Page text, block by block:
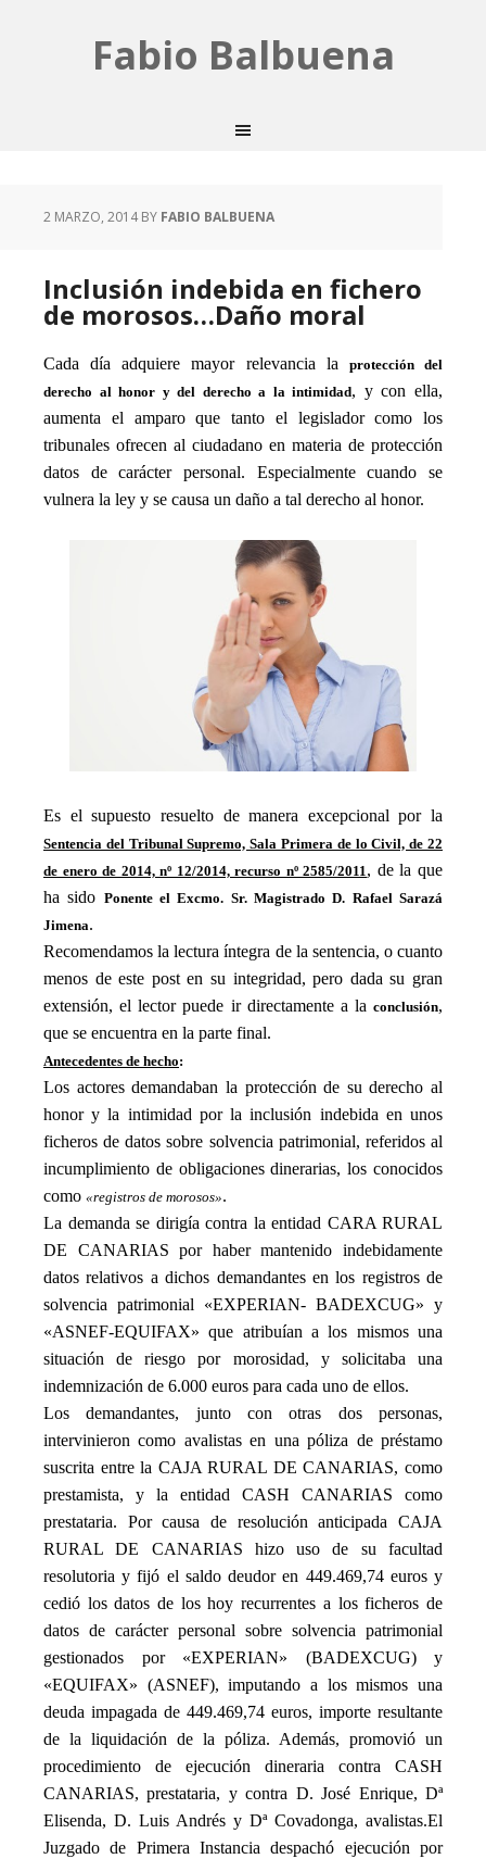
Fabio Balbuena
2 MARZO, 2014BY FABIO BALBUENA
Inclusión indebida en fichero
de morosos…Daño moral
Cada día adquiere mayor relevancia la protección del
derecho al honor y del derecho a la intimidad, y con ella,
aumenta el amparo que tanto el legislador como los
tribunales ofrecen al ciudadano en materia de protección
datos de carácter personal. Especialmente cuando se
vulnera la ley y se causa un daño a tal derecho al honor.
Es el supuesto resuelto de manera excepcional por la
Sentencia del Tribunal Supremo, Sala Primera de lo Civil, de 22
de enero de 2014, nº 12/2014, recurso nº 2585/2011, de la que
ha sido Ponente el Excmo. Sr. Magistrado D. Rafael Sarazá
Jimena.
Recomendamos la lectura íntegra de la sentencia, o cuanto
menos deeste posten su integridad, pero dada su gran
extensión, el lector puede ir directamente a la conclusión,
que se encuentra en la parte final.
Antecedentes de hecho:
Los actores demandaban la protección de su derecho al
honor y la intimidad por la inclusión indebida en unos
ficheros de datos sobre solvencia patrimonial, referidos al
incumplimiento de obligaciones dinerarias, los conocidos
como «registros de morosos».
La demanda se dirigía contra la entidad CARA RURAL
DE CANARIAS por haber mantenido indebidamente
datos relativos a dichos demandantes en los registros de
solvencia patrimonial «EXPERIAN- BADEXCUG» y
«ASNEF-EQUIFAX» que atribuían a los mismos una
situación de riesgo por morosidad, y solicitaba una
indemnización de 6.000 euros para cada uno de ellos.
Los demandantes, junto con otras dos personas,
intervinieron como avalistas en una póliza de préstamo
suscrita entre la CAJA RURAL DE CANARIAS, como
prestamista, y la entidad CASH CANARIAS como
prestataria. Por causa de resolución anticipada CAJA
RURAL DE CANARIAS hizo uso de su facultad
resolutoria y fijó el saldo deudor en 449.469,74 euros y
cedió los datos de los hoy recurrentes a los ficheros de
datos de carácter personal sobre solvencia patrimonial
gestionados por «EXPERIAN» (BADEXCUG) y
«EQUIFAX» (ASNEF), imputando a los mismos una
deuda impagada de 449.469,74 euros, importe resultante
de la liquidación de la póliza. Además, promovió un
procedimiento de ejecución dineraria contra CASH
CANARIAS, prestataria, y contra D. José Enrique, Dª
Elisenda, D. Luis Andrés y Dª Covadonga, avalistas.El
Juzgado de Primera Instancia despachó ejecución por